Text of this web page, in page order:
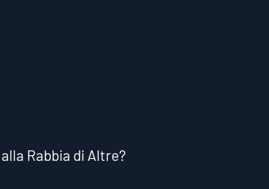
Rabbia di Altre?